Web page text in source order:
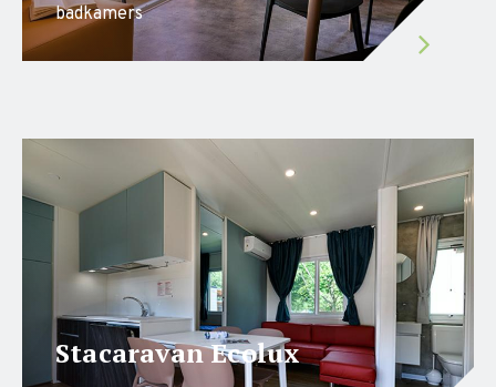
badkamers
Stacaravan Ecolux